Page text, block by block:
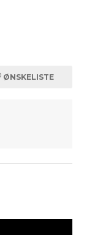
ØNSKELISTE